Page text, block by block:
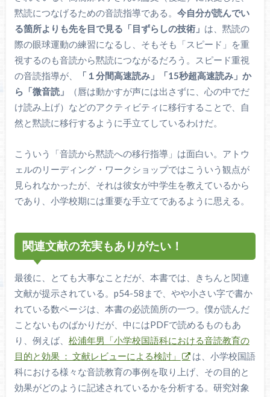
黙読につなげるための音読指導である。 今自分が読んでい
る箇所よりも先を目で見る「目ずらしの技術」 は、黙読の
際の眼球運動の練習になるし、そもそも「スピード」を重
視するのも音読から黙読につながるだろう。スピード重視
の音読指導が、
「１分間高速読み」「15秒超高速読み」か
ら「微音読」
（唇は動かすが声には出さずに、心の中でだ
け読み上げ）などのアクティビティに移行することで、自
然と黙読に移行するように手立てしているわけだ。
こういう「音読から黙読への移行指導」は面白い。アトウ
ェルのリーディング・ワークショップではこういう観点が
見られなかったが、それは彼女が中学生を教えているから
であり、小学校期には重要な手立てであるように思える。
関連文献の充実もありがたい！
最後に、とても大事なことだが、本書では、きちんと関連
文献が提示されている。p54-58まで、やや小さい字で書か
れている数ページは、本書の必読箇所の一つ。僕が読んだ
ことないものばかりだが、中にはPDFで読めるものもあ
り、例えば、 松浦年男「小学校国語科における音読教育の
目的と効果 ： 文献レビューによる検討」
は、小学校国語
科における様々な音読教育の事例を取り上げ、その目的と
効果がどのように記述されているかを分析する。研究対象